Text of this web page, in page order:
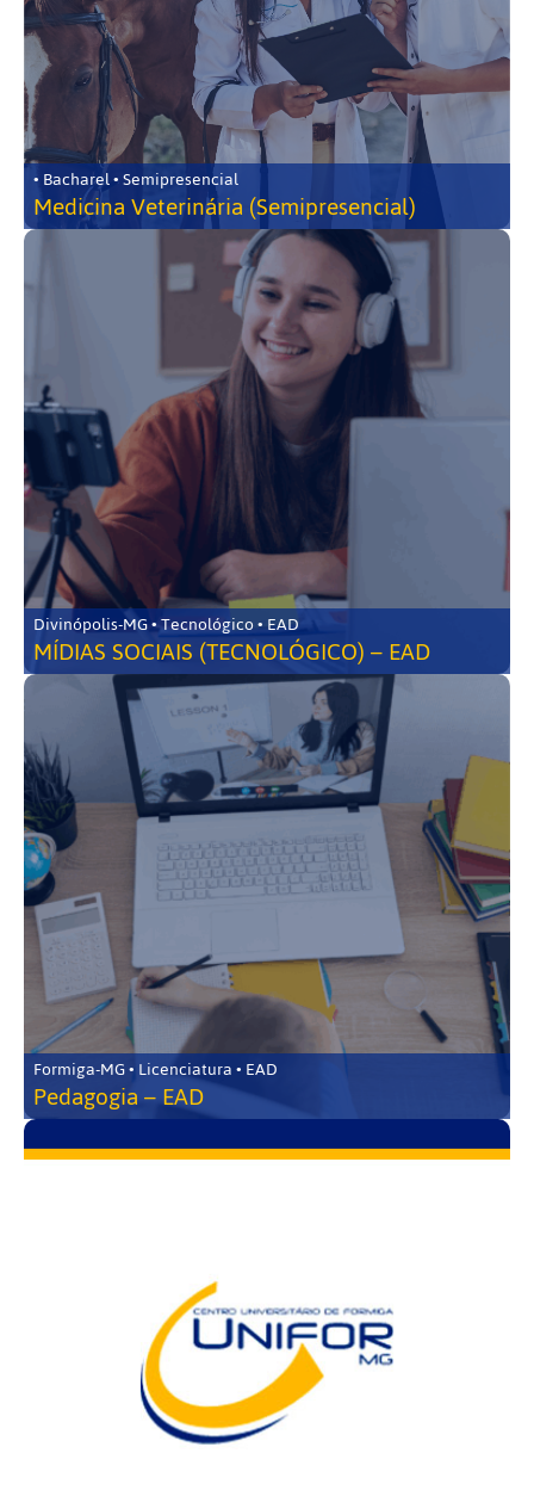
• Bacharel • Semipresencial
Medicina Veterinária (Semipresencial)
Divinópolis-MG • Tecnológico • EAD
MÍDIAS SOCIAIS (TECNOLÓGICO) – EAD
Formiga-MG • Licenciatura • EAD
Pedagogia – EAD